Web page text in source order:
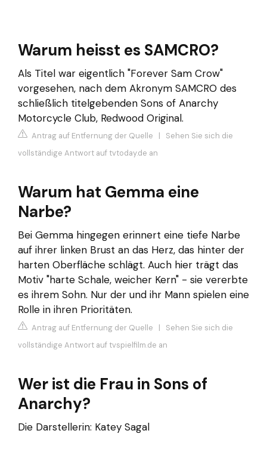
Warum heisst es SAMCRO?
Als Titel war eigentlich "Forever Sam Crow"
vorgesehen, nach dem Akronym SAMCRO des
schließlich titelgebenden Sons of Anarchy
Motorcycle Club, Redwood Original.
Antrag auf Entfernung der Quelle | Sehen Sie sich die
vollständige Antwort auf tvtoday.de an
Warum hat Gemma eine
Narbe?
Bei Gemma hingegen erinnert eine tiefe Narbe
auf ihrer linken Brust an das Herz, das hinter der
harten Oberfläche schlägt. Auch hier trägt das
Motiv "harte Schale, weicher Kern" - sie vererbte
es ihrem Sohn. Nur der und ihr Mann spielen eine
Rolle in ihren Prioritäten.
Antrag auf Entfernung der Quelle | Sehen Sie sich die
vollständige Antwort auf tvspielfilm.de an
Wer ist die Frau in Sons of
Anarchy?
Die Darstellerin: Katey Sagal